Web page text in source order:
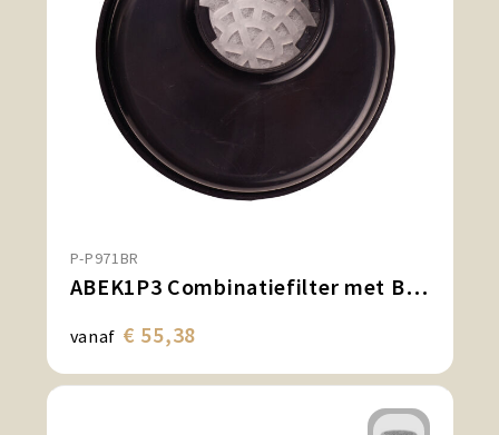
P-P971BR
ABEK1P3 Combinatiefilter met Bayonetbevestiging (pk4)
vanaf € 55,38